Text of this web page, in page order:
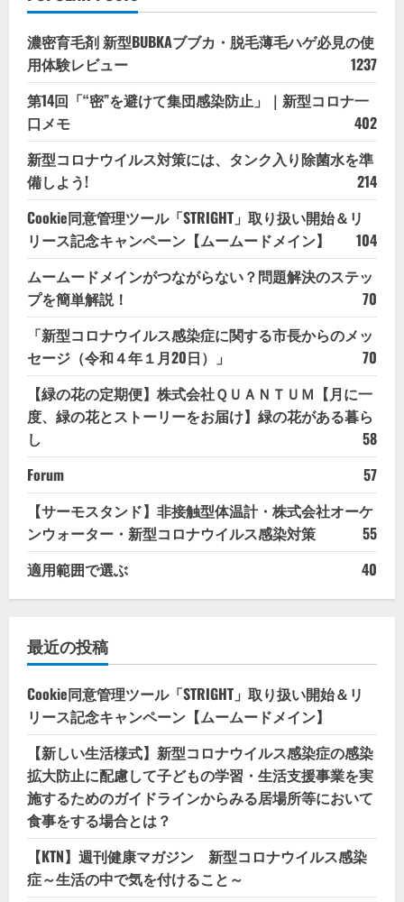
濃密育毛剤 新型BUBKAブブカ・脱毛薄毛ハゲ必見の使
用体験レビュー
1237
第14回「“密”を避けて集団感染防止」｜新型コロナ一
口メモ
402
新型コロナウイルス対策には、タンク入り除菌水を準
備しよう!
214
Cookie同意管理ツール「STRIGHT」取り扱い開始＆リ
リース記念キャンペーン【ムームードメイン】
104
ムームードメインがつながらない？問題解決のステッ
プを簡単解説！
70
「新型コロナウイルス感染症に関する市長からのメッ
セージ（令和４年１月20日）」
70
【緑の花の定期便】株式会社ＱＵＡＮＴＵＭ【月に一
度、緑の花とストーリーをお届け】緑の花がある暮ら
し
58
Forum
57
【サーモスタンド】非接触型体温計・株式会社オーケ
ンウォーター・新型コロナウイルス感染対策
55
適用範囲で選ぶ
40
最近の投稿
Cookie同意管理ツール「STRIGHT」取り扱い開始＆リ
リース記念キャンペーン【ムームードメイン】
【新しい生活様式】新型コロナウイルス感染症の感染
拡大防止に配慮して子どもの学習・生活支援事業を実
施するためのガイドラインからみる居場所等において
食事をする場合とは？
【KTN】週刊健康マガジン 新型コロナウイルス感染
症～生活の中で気を付けること～